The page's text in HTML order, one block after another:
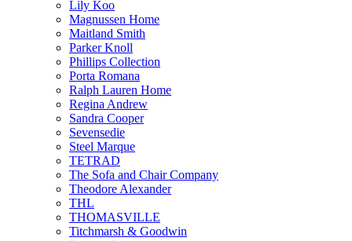
Lily Koo
Magnussen Home
Maitland Smith
Parker Knoll
Phillips Collection
Porta Romana
Ralph Lauren Home
Regina Andrew
Sandra Cooper
Sevensedie
Steel Marque
TETRAD
The Sofa and Chair Company
Theodore Alexander
THL
THOMASVILLE
Titchmarsh & Goodwin